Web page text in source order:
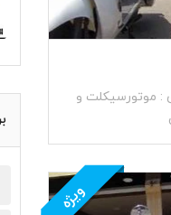
: موتورسیکلت و
ویژه